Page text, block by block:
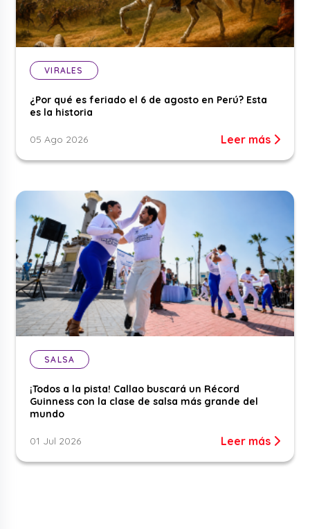
VIRALES
¿Por qué es feriado el 6 de agosto en Perú? Esta
es la historia
05 Ago 2026 Leer más
SALSA
¡Todos a la pista! Callao buscará un Récord
Guinness con la clase de salsa más grande del
mundo
01 Jul 2026 Leer más